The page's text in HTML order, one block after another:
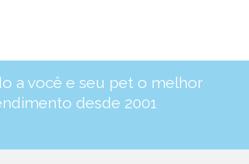
a você e seu pet o melhor
desde 2001